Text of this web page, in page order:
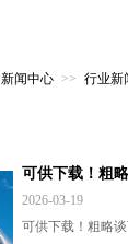
新闻中心 >> 行业新
2026-03-19
可供下载！粗略谈